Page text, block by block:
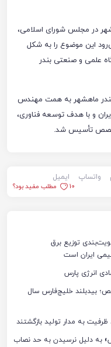
در مجلس شورای اسلامی،
این موضوع را به شکل
علمی و صنعتی بندر
بندر ماهشهر به همت مهندس
و با هدف توسعه فناوری،
تأسیس شد.
واتساپ
ایمیل
10
مطلب مفید بود؟
توزیع برق
ایران است
انرژی پارس
درصدی سود خالص؛ بیدبلند خلیج‌فارس سال
به دلیل نرسیدن به حد نصاب